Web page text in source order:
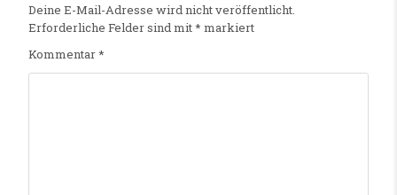
Deine E-Mail-Adresse wird nicht veröffentlicht.
Erforderliche Felder sind mit* markiert
Kommentar*